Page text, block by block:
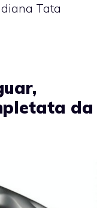
Tata
da